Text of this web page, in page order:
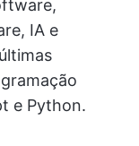
IA e
e Python.